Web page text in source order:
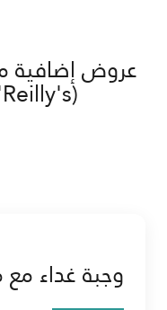
عروض إضافية
(PJ O'Reilly's) الأيرلندية
وجبة غداء